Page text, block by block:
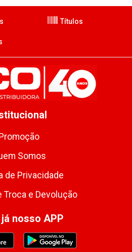
Títulos
Promoção
Somos
de Privacidade
Troca e Devolução
nosso APP